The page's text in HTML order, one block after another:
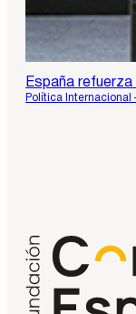
España
Política Internacional